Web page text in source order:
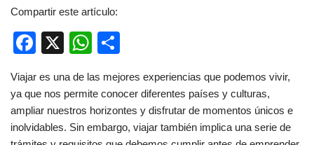
Compartir este artículo:
F
c
e
b
X
W
at
s
A
m
p
ar
Viajar es una de las mejores experiencias que podemos vivir,
ya que nos permite conocer diferentes países y culturas,
ampliar nuestros horizontes y disfrutar de momentos únicos e
inolvidables. Sin embargo, viajar también implica una serie de